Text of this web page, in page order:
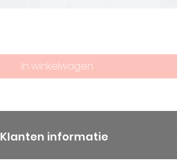
In winkelwagen
Klanten informatie